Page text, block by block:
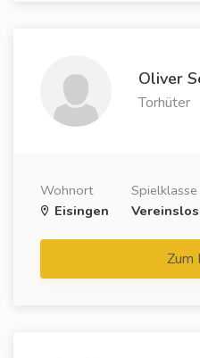
Oliver
Torhüter
Wohnort
Eisingen
Spielklasse
Vereinslos
Zum